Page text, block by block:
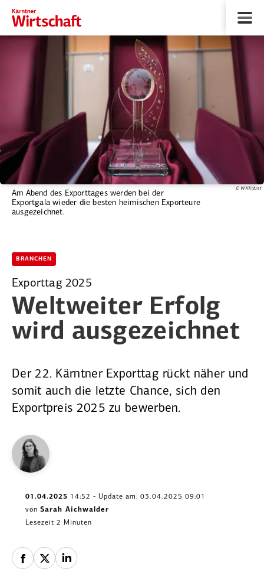
Am Abend des Exporttages werden bei der
Exportgala wieder die besten heimischen Exporteure
ausgezeichnet.
© WKK/Just
BRANCHEN
Exporttag 2025
Weltweiter Erfolg
wird ausge­zeichnet
Der 22. Kärntner Exporttag rückt näher und
somit auch die letzte Chance, sich den
Exportpreis 2025 zu bewerben.
01.04.2025 14:52 - Update am: 03.04.2025 09:01
von Sarah Aichwalder
Lesezeit 2 Minuten